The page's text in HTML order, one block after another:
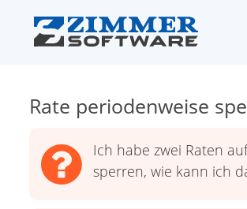
Rate periodenweise
Ich habe zwei Raten
sperren, wie kann ich